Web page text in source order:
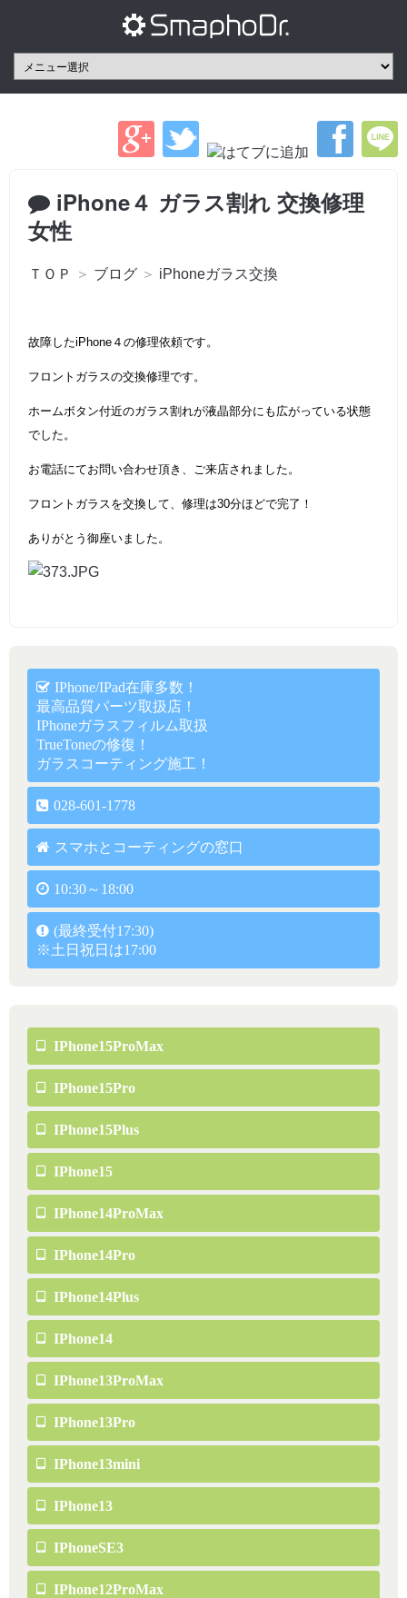
iPhone４ ガラス割れ 交換修理
女性
ＴＯＰ ＞ ブログ ＞ iPhoneガラス交換
故障したiPhone４の修理依頼です。
フロントガラスの交換修理です。
ホームボタン付近のガラス割れが液晶部分にも広がっている状態
でした。
お電話にてお問い合わせ頂き、ご来店されました。
フロントガラスを交換して、修理は30分ほどで完了！
ありがとう御座いました。
IPhone/iPad在庫多数！
最高品質パーツ取扱店！
IPhoneガラスフィルム取扱
TrueToneの修復！
ガラスコーティング施工！
028-601-1778
スマホとコーティングの窓口
10:30～18:00
(最終受付17:30)
※土日祝日は17:00
IPhone15ProMax
IPhone15Pro
IPhone15Plus
IPhone15
IPhone14ProMax
IPhone14Pro
IPhone14Plus
IPhone14
IPhone13ProMax
IPhone13Pro
IPhone13mini
IPhone13
IPhoneSE3
IPhone12ProMax